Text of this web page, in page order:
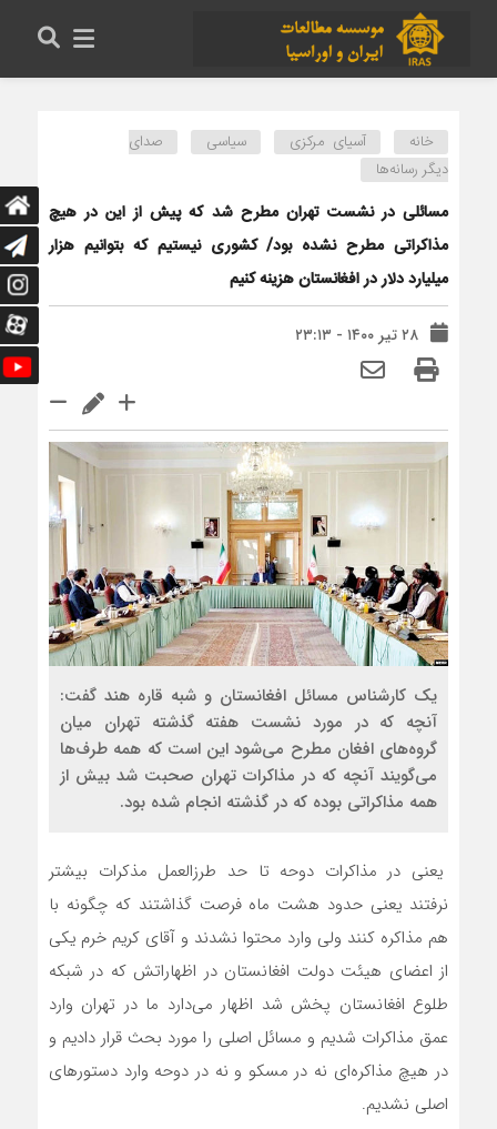
خانه آسیای مرکزی سیاسی
صدای
دیگر رسانه‌ها
مسائلی در نشست تهران مطرح شد که پیش از این در هیچ
مذاکراتی مطرح نشده بود/ کشوری نیستیم که بتوانیم هزار
میلیارد دلار در افغانستان هزینه کنیم
۲۸ تیر ۱۴۰۰ - ۲۳:۱۳
یک کارشناس مسائل افغانستان و شبه قاره هند گفت:
آنچه که در مورد نشست هفته گذشته تهران میان
گروه‌های افغان مطرح می‌شود این است که همه طرف‌ها
می‌گویند آنچه که در مذاکرات تهران صحبت شد بیش از
همه مذاکراتی بوده که در گذشته انجام شده بود.
یعنی در مذاکرات دوحه تا حد طرز‌العمل مذکرات بیشتر
نرفتند یعنی حدود هشت ماه فرصت گذاشتند که چگونه با
هم مذاکره کنند ولی وارد محتوا نشدند و آقای کریم خرم یکی
از اعضای هیئت دولت افغانستان در اظهاراتش که در شبکه
طلوع افغانستان پخش شد اظهار می‌دارد ما در تهران وارد
عمق مذاکرات شدیم و مسائل اصلی را مورد بحث قرار دادیم و
در هیچ مذاکره‌ای نه در مسکو و نه در دوحه وارد دستورهای
اصلی نشدیم.